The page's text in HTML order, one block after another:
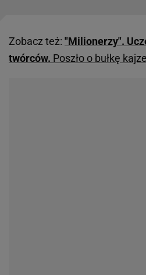
Zobacz też: "Milionerzy".
twórców. Poszło o bułkę